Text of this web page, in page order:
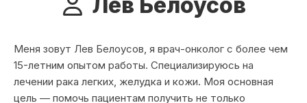
Меня зовут Лев Белоусов, я врач-онколог с более чем
15-летним опытом работы. Специализируюсь на
лечении рака легких, желудка и кожи. Моя основная
цель — помочь пациентам получить не только